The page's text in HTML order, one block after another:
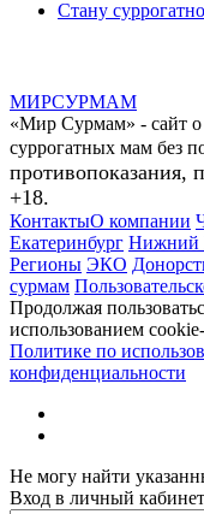
Стану
МИРСУРМАМ
«Мир Сурмам» - сайт о
суррогатных мам без
противопоказания,
+18.
КонтактыО компании
Екатеринбург Нижний
Регионы ЭКО
сурмам
Продолжая
использованием
Политике по
конфиденциальности
Не могу найти
Вход в личный кабинет